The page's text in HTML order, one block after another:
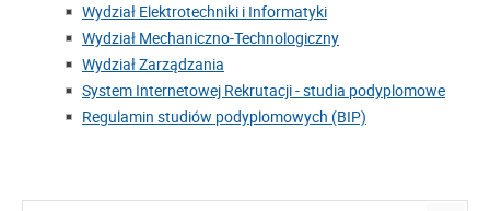
Wydział Elektrotechniki i Informatyki
Wydział Mechaniczno-Technologiczny
Wydział Zarządzania
System Internetowej Rekrutacji - studia podyplomowe
Regulamin studiów podyplomowych (BIP)